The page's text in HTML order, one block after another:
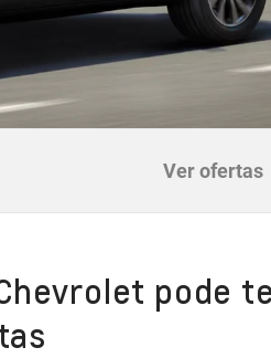
Ver ofertas
pode